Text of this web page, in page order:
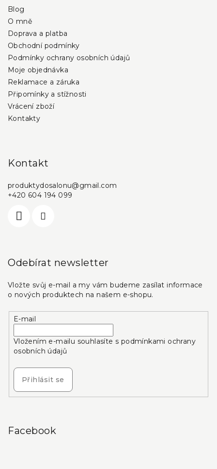
Blog
O mně
Doprava a platba
Obchodní podmínky
Podmínky ochrany osobních údajů
Moje objednávka
Reklamace a záruka
Připomínky a stížnosti
Vrácení zboží
Kontakty
Kontakt
produktydosalonu@gmail.com
+420 604 194 099
Odebírat newsletter
Vložte svůj e-mail a my vám budeme zasílat informace
o nových produktech na našem e-shopu.
E-mail
Vložením e-mailu souhlasíte s podmínkami ochrany
osobních údajů
Přihlásit se
Facebook